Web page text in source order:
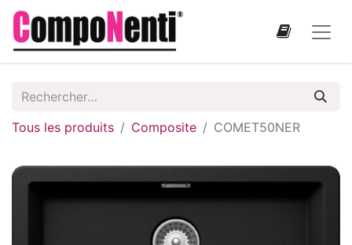
Tous les produits Composite COMET50NER